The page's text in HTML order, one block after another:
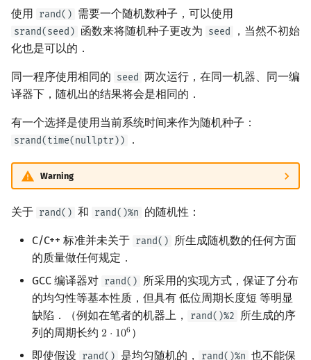
Powerful Number 筛
洲阁筛
类欧几里德算法
连分数
Pell 方程
Prüfer 序列
矩阵树定理
LGV 引理
最大团搜索算法
图上随机游走
使用 rand() 需要一个随机数种子，可以使用
srand(seed) 函数来将随机种子更改为 seed
，当然不初始
化也是可以的．
同一程序使用相同的 seed 两次运行，在同一机器、同一编
译器下，随机出的结果将会是相同的．
有一个选择是使用当前系统时间来作为随机种子：
srand(time(nullptr)) ．
Warning
关于 rand() 和 rand()%n 的随机性：
C/C++ 标准并未关于 rand() 所生成随机数的任何方面
的质量做任何规定．
GCC 编译器对 rand() 所采用的实现方式，保证了分布
的均匀性等基本性质，但具有 低位周期长度短 等明显
缺陷．（例如在笔者的机器上，
rand()%2 所生成的序
列的周期长约 2 ⋅ 106
2 106 ）
即使假设 rand() 是均匀随机的， rand()%n 也不能保